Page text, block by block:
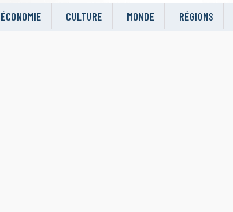
ÉCONOMIE CULTURE MONDE RÉGIONS